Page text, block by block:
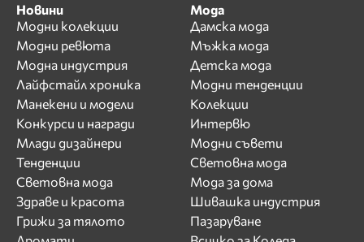
Новини
Модни колекции
Модни ревюта
Модна индустрия
Лайфстайл хроника
Манекени и модели
Конкурси и награди
Млади дизайнери
Тенденции
Световна мода
Здраве и красота
Грижи за тялото
Мода
Дамска мода
Мъжка мода
Детска мода
Модни тенденции
Колекции
Интервю
Модни съвети
Световна мода
Мода за дома
Шивашка индустрия
Пазаруване